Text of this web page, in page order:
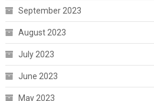
September 2023
August 2023
July 2023
June 2023
May 2023